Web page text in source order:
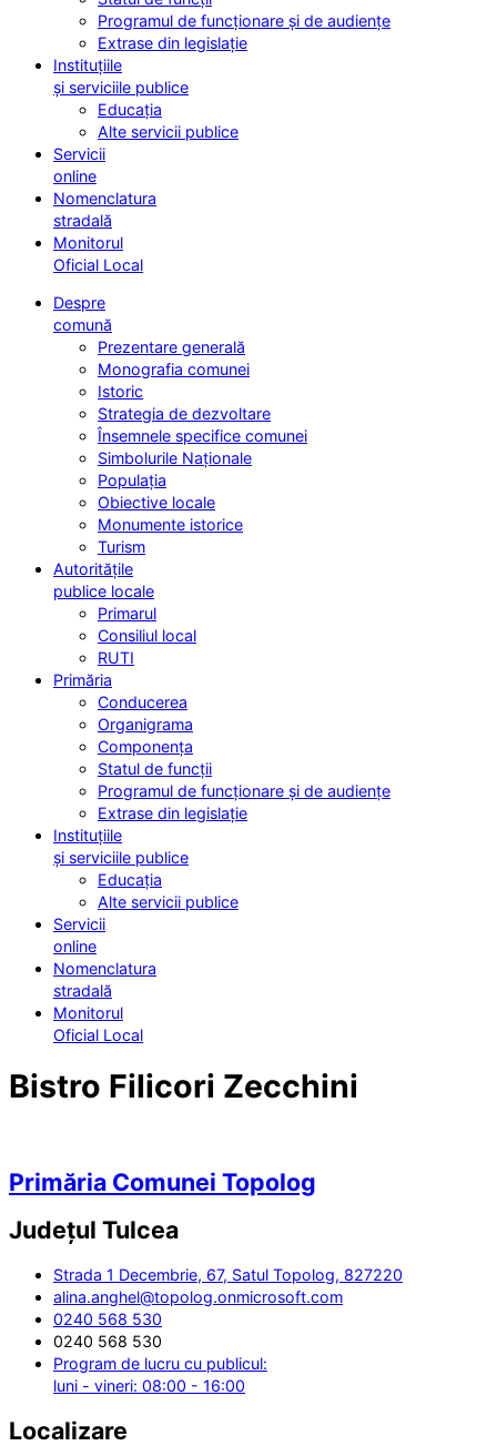
Programul de funcționare și de audiențe
Extrase din legislație
Instituțiile
și serviciile publice
Educația
Alte servicii publice
Servicii
online
Nomenclatura
stradală
Monitorul
Oficial Local
Despre
comună
Prezentare generală
Monografia comunei
Istoric
Strategia de dezvoltare
Însemnele specifice comunei
Simbolurile Naționale
Populația
Obiective locale
Monumente istorice
Turism
Autoritățile
publice locale
Primarul
Consiliul local
RUTI
Primăria
Conducerea
Organigrama
Componența
Statul de funcții
Programul de funcționare și de audiențe
Extrase din legislație
Instituțiile
și serviciile publice
Educația
Alte servicii publice
Servicii
online
Nomenclatura
stradală
Monitorul
Oficial Local
Bistro Filicori Zecchini
Primăria Comunei Topolog
Județul Tulcea
Strada 1 Decembrie, 67, Satul Topolog, 827220
alina.anghel@topolog.onmicrosoft.com
0240 568 530
0240 568 530
Program de lucru cu publicul:
luni - vineri: 08:00 - 16:00
Localizare